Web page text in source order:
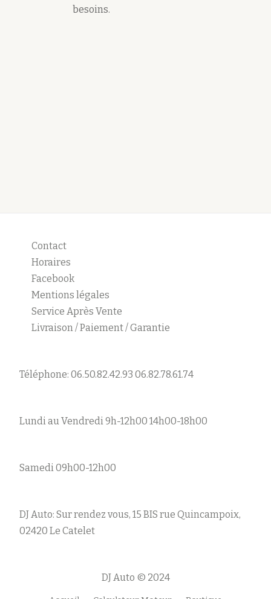
besoins.
Contact
Horaires
Facebook
Mentions légales
Service Après Vente
Livraison / Paiement / Garantie
Téléphone: 06.50.82.42.93 06.82.78.61.74
Lundi au Vendredi 9h-12h00 14h00-18h00
Samedi 09h00-12h00
DJ Auto: Sur rendez vous, 15 BIS rue Quincampoix,
02420 Le Catelet
DJ Auto © 2024